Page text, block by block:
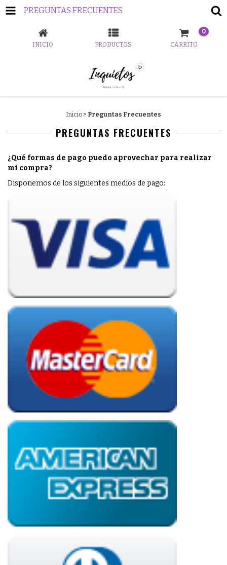
PREGUNTAS FRECUENTES
INICIO PRODUCTOS CARRITO
0
Inicio > Preguntas Frecuentes
PREGUNTAS FRECUENTES
¿Qué formas de pago puedo aprovechar para realizar
mi compra?
Disponemos de los siguientes medios de pago: